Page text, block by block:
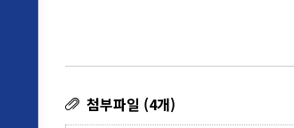
첨부파일 (4개)